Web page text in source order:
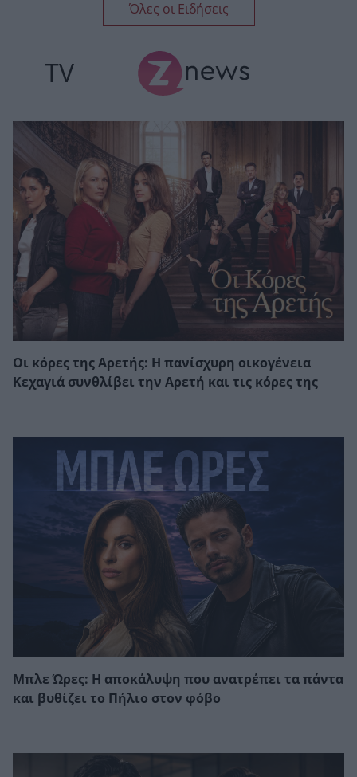
Όλες οι Ειδήσεις
TV
Οι κόρες της Αρετής: Η πανίσχυρη οικογένεια
Κεχαγιά συνθλίβει την Αρετή και τις κόρες της
Μπλε Ώρες: Η αποκάλυψη που ανατρέπει τα πάντα
και βυθίζει το Πήλιο στον φόβο